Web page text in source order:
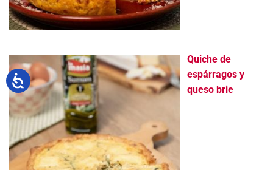
Quiche de
espárragos y
queso brie